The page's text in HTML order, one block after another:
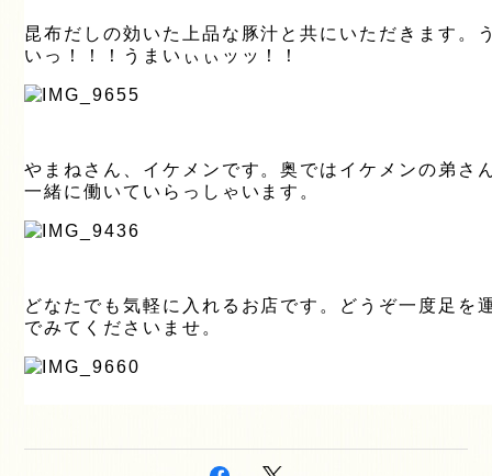
昆布だしの効いた上品な豚汁と共にいただきます。
いっ！！！うまいぃぃッッ！！
やまねさん、イケメンです。奥ではイケメンの弟さ
一緒に働いていらっしゃいます。
どなたでも気軽に入れるお店です。どうぞ一度足を
でみてくださいませ。